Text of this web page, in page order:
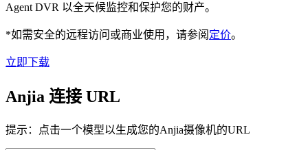
Agent DVR 以全天候监控和保护您的财产。
*如需安全的远程访问或商业使用，请参阅 定价。
立即下载
Anjia 连接 URL
提示：点击一个模型以生成您的Anjia摄像机的URL